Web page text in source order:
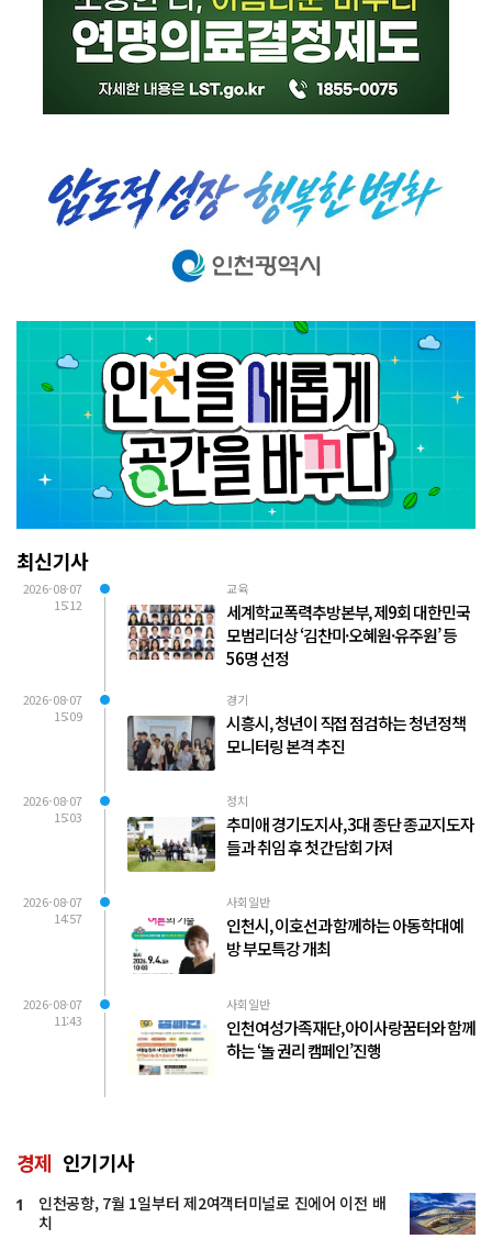
최신기사
2026-08-07
15:12
교육
세계학교폭력추방본부, 제9회 대한민국
모범리더상 ‘김찬미·오혜원·유주원’ 등
56명 선정
2026-08-07
15:09
경기
시흥시, 청년이 직접 점검하는 청년정책
모니터링 본격 추진
2026-08-07
15:03
정치
추미애 경기도지사, 3대 종단 종교지도자
들과 취임 후 첫 간담회 가져
2026-08-07
14:57
사회일반
인천시, 이호선과 함께하는 아동학대예
방 부모특강 개최
2026-08-07
11:43
사회일반
인천여성가족재단, 아이사랑꿈터와 함께
하는 ‘놀 권리 캠페인’진행
경제 인기기사
1
인천공항, 7월 1일부터 제2여객터미널로 진에어 이전 배
치